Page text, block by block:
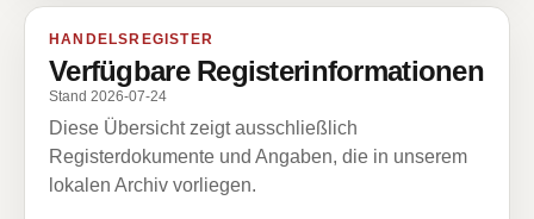
HANDELSREGISTER
Verfügbare Registerinformationen
Stand 2026-07-24
Diese Übersicht zeigt ausschließlich
Registerdokumente und Angaben, die in unserem
lokalen Archiv vorliegen.